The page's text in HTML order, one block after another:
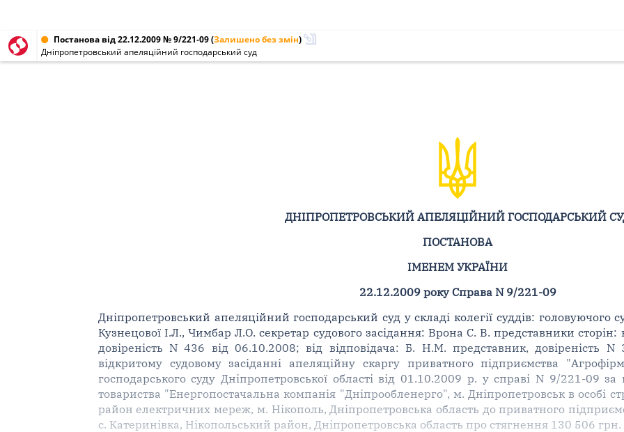
Постанова від 22.12.2009 № 9/221-09(Залишено без змін)
Дніпропетровський апеляційний господарський суд
ДНІПРОПЕТРОВСЬКИЙ АПЕЛЯЦІЙНИЙ ГОСПОДАРСЬКИЙ
ПОСТАНОВА
ІМЕНЕМ УКРАЇНИ
22.12.2009 року Справа N 9/221-09
Дніпропетровський апеляційний господарський суд у складі колегії суддів: головуючого
Кузнецової І.Л., Чимбар Л.О. секретар судового засідання: Врона С. В. представники сторін:
довіреність N 436 від 06.10.2008; від відповідача: Б. Н.М. представник, довіреність
відкритому судовому засіданні апеляційну скаргу приватного підприємства
господарського суду Дніпропетровської області від 01.10.2009 р. у справі N 9/221-09 за
товариства "Енергопостачальна компанія "Дніпрообленерго", м. Дніпропетровськ в особі
район електричних мереж, м. Нікополь, Дніпропетровська область до приватного
с. Катеринівка, Нікопольський район, Дніпропетровська область про стягнення 130 506